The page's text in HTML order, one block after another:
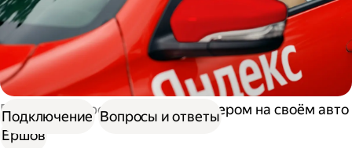
Работа курьером
Работа курьером на своём авто
Ершов
Подключение Вопросы и ответы